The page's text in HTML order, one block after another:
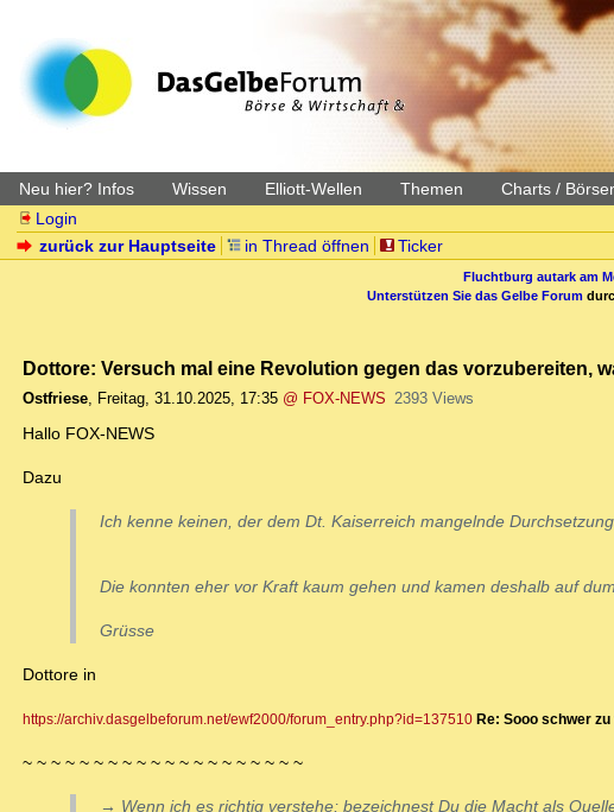
Neu hier? Infos Wissen Elliott-Wellen Themen Charts /
Login
zurück zur Hauptseite
in Thread öffnen Ticker
Fluchtburg autark am
Unterstützen Sie das Gelbe Forum
Dottore: Versuch mal eine Revolution gegen das vorzubereiten,
Ostfriese, Freitag, 31.10.2025, 17:35 @ FOX-NEWS 2393 Views
Hallo FOX-NEWS
Dazu
Ich kenne keinen, der dem Dt. Kaiserreich mangelnde
Die konnten eher vor Kraft kaum gehen und kamen deshalb auf
Grüsse
Dottore in
https://archiv.dasgelbeforum.net/ewf2000/forum_entry.php?id=137510 Re: Sooo schwer
~ ~ ~ ~ ~ ~ ~ ~ ~ ~ ~ ~ ~ ~ ~ ~ ~ ~ ~ ~
→ Wenn ich es richtig verstehe; bezeichnest Du die Macht als